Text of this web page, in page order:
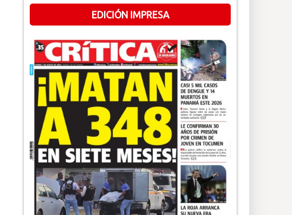
EDICIÓN IMPRESA